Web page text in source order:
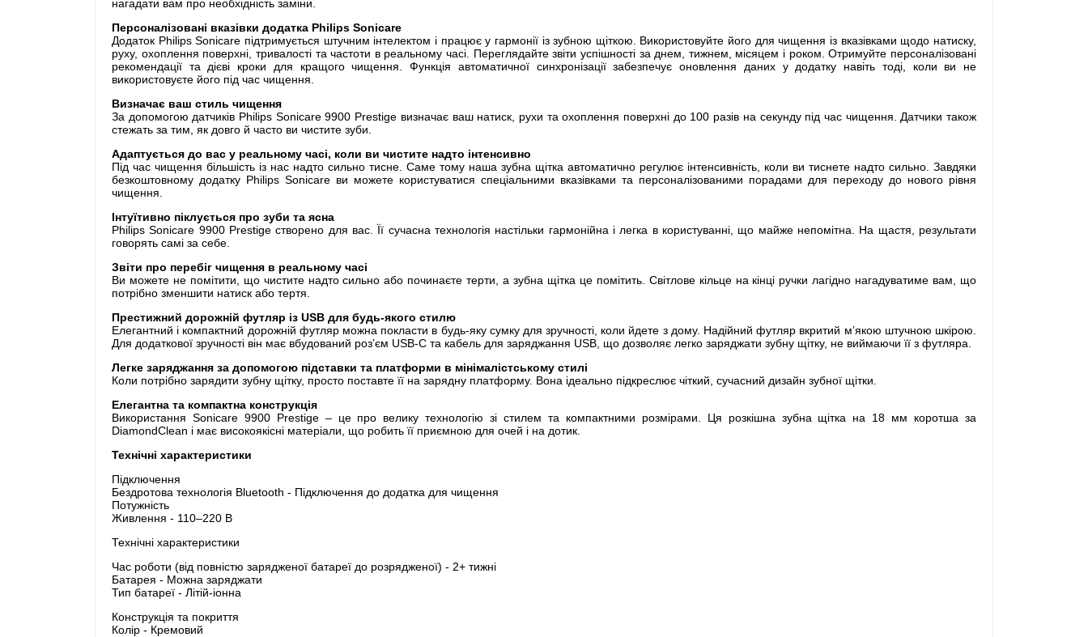
нагадати вам про необхідність заміни.
Персоналізовані вказівки додатка Philips Sonicare
Додаток Philips Sonicare підтримується штучним інтелектом і працює у гармонії із зубною щіткою. Використовуйте його для чищення із вказівками щодо натиску,
руху, охоплення поверхні, тривалості та частоти в реальному часі. Переглядайте звіти успішності за днем, тижнем, місяцем і роком. Отримуйте персоналізовані
рекомендації та дієві кроки для кращого чищення. Функція автоматичної синхронізації забезпечує оновлення даних у додатку навіть тоді, коли ви не
використовуєте його під час чищення.
Визначає ваш стиль чищення
За допомогою датчиків Philips Sonicare 9900 Prestige визначає ваш натиск, рухи та охоплення поверхні до 100 разів на секунду під час чищення. Датчики також
стежать за тим, як довго й часто ви чистите зуби.
Адаптується до вас у реальному часі, коли ви чистите надто інтенсивно
Під час чищення більшість із нас надто сильно тисне. Саме тому наша зубна щітка автоматично регулює інтенсивність, коли ви тиснете надто сильно. Завдяки
безкоштовному додатку Philips Sonicare ви можете користуватися спеціальними вказівками та персоналізованими порадами для переходу до нового рівня
чищення.
Інтуїтивно піклується про зуби та ясна
Philips Sonicare 9900 Prestige створено для вас. Її сучасна технологія настільки гармонійна і легка в користуванні, що майже непомітна. На щастя, результати
говорять самі за себе.
Звіти про перебіг чищення в реальному часі
Ви можете не помітити, що чистите надто сильно або починаєте терти, а зубна щітка це помітить. Світлове кільце на кінці ручки лагідно нагадуватиме вам, що
потрібно зменшити натиск або тертя.
Престижний дорожній футляр із USB для будь-якого стилю
Елегантний і компактний дорожній футляр можна покласти в будь-яку сумку для зручності, коли йдете з дому. Надійний футляр вкритий м’якою штучною шкірою.
Для додаткової зручності він має вбудований роз’єм USB-C та кабель для заряджання USB, що дозволяє легко заряджати зубну щітку, не виймаючи її з футляра.
Легке заряджання за допомогою підставки та платформи в мінімалістському стилі
Коли потрібно зарядити зубну щітку, просто поставте її на зарядну платформу. Вона ідеально підкреслює чіткий, сучасний дизайн зубної щітки.
Елегантна та компактна конструкція
Використання Sonicare 9900 Prestige – це про велику технологію зі стилем та компактними розмірами. Ця розкішна зубна щітка на 18 мм коротша за
DiamondClean і має високоякісні матеріали, що робить її приємною для очей і на дотик.
Технічні характеристики
Підключення
Бездротова технологія Bluetooth - Підключення до додатка для чищення
Потужність
Живлення - 110–220 В
Технічні характеристики
Час роботи (від повністю зарядженої батареї до розрядженої) - 2+ тижні
Батарея - Можна заряджати
Тип батареї - Літій-іонна
Конструкція та покриття
Колір - Кремовий